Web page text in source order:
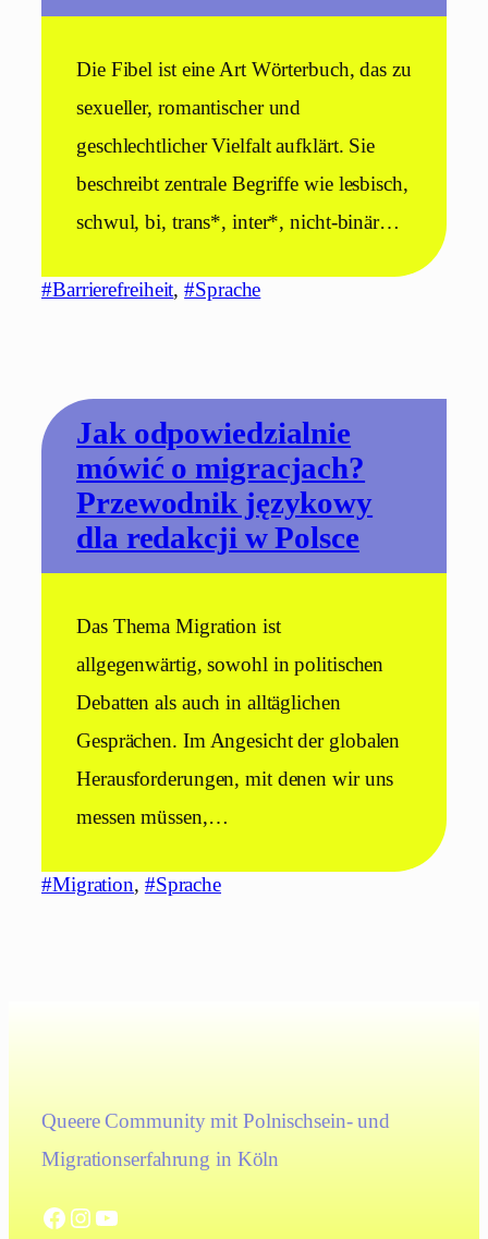
Die Fibel ist eine Art Wörterbuch, das zu
sexueller, romantischer und
geschlechtlicher Vielfalt aufklärt. Sie
beschreibt zentrale Begriffe wie lesbisch,
schwul, bi, trans*, inter*, nicht-binär…
#Barrierefreiheit, #Sprache
Jak odpowiedzialnie
mówić o migracjach?
Przewodnik językowy
dla redakcji w Polsce
Das Thema Migration ist
allgegenwärtig, sowohl in politischen
Debatten als auch in alltäglichen
Gesprächen. Im Angesicht der globalen
Herausforderungen, mit denen wir uns
messen müssen,…
#Migration, #Sprache
Queere Community mit Polnischsein- und
Migrationserfahrung in Köln
Facebook Instagram YouTube